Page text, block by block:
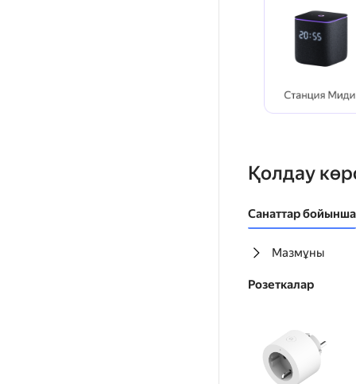
Қолдау
Санаттар бойынша
Мазмұны
Розеткалар